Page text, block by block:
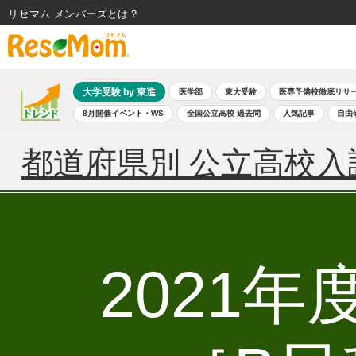
大学受験 by 東進 医学部 東大受験 医専予備校徹底リサ
8月開催イベント・WS 全国公立高校 過去問 人気記事 自由
都道府県別 公立高校入
2021年
リセマム メンバーズ